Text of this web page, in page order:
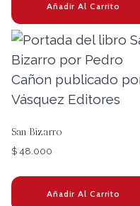
Añadir Al Carrito
San Bizarro
$ 48.000
Añadir Al Carrito